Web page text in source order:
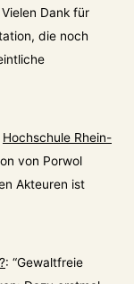
Dank für
die noch
Hochschule Rhein-
von Porwol
Akteuren ist
: “Gewaltfreie